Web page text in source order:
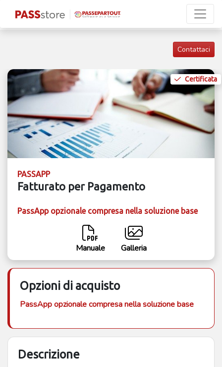
Contattaci
Certificata
PASSAPP
Fatturato per Pagamento
PassApp opzionale compresa nella soluzione base
Manuale Galleria
Opzioni di acquisto
PassApp opzionale compresa nella soluzione base
Descrizione